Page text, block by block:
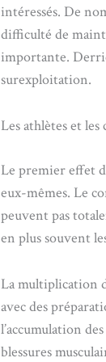
intéressés. De
difficulté de
importante.
surexploitation.
Les athlètes et
Le premier effet
eux-mêmes. Le
peuvent pas
en plus souvent
La multiplication
avec des
l’accumulation
blessures